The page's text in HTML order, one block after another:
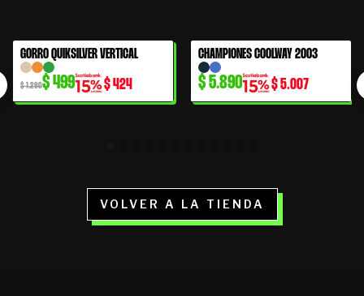
61% OFF
GORRO QUIKSILVER VERTICAL
$1.290
El
precio
original
era:
$499
El
precio
actual
es:
$424
CHAMPIONES COOLWAY 2003
$5.890 $5.007
VOLVER A LA TIENDA